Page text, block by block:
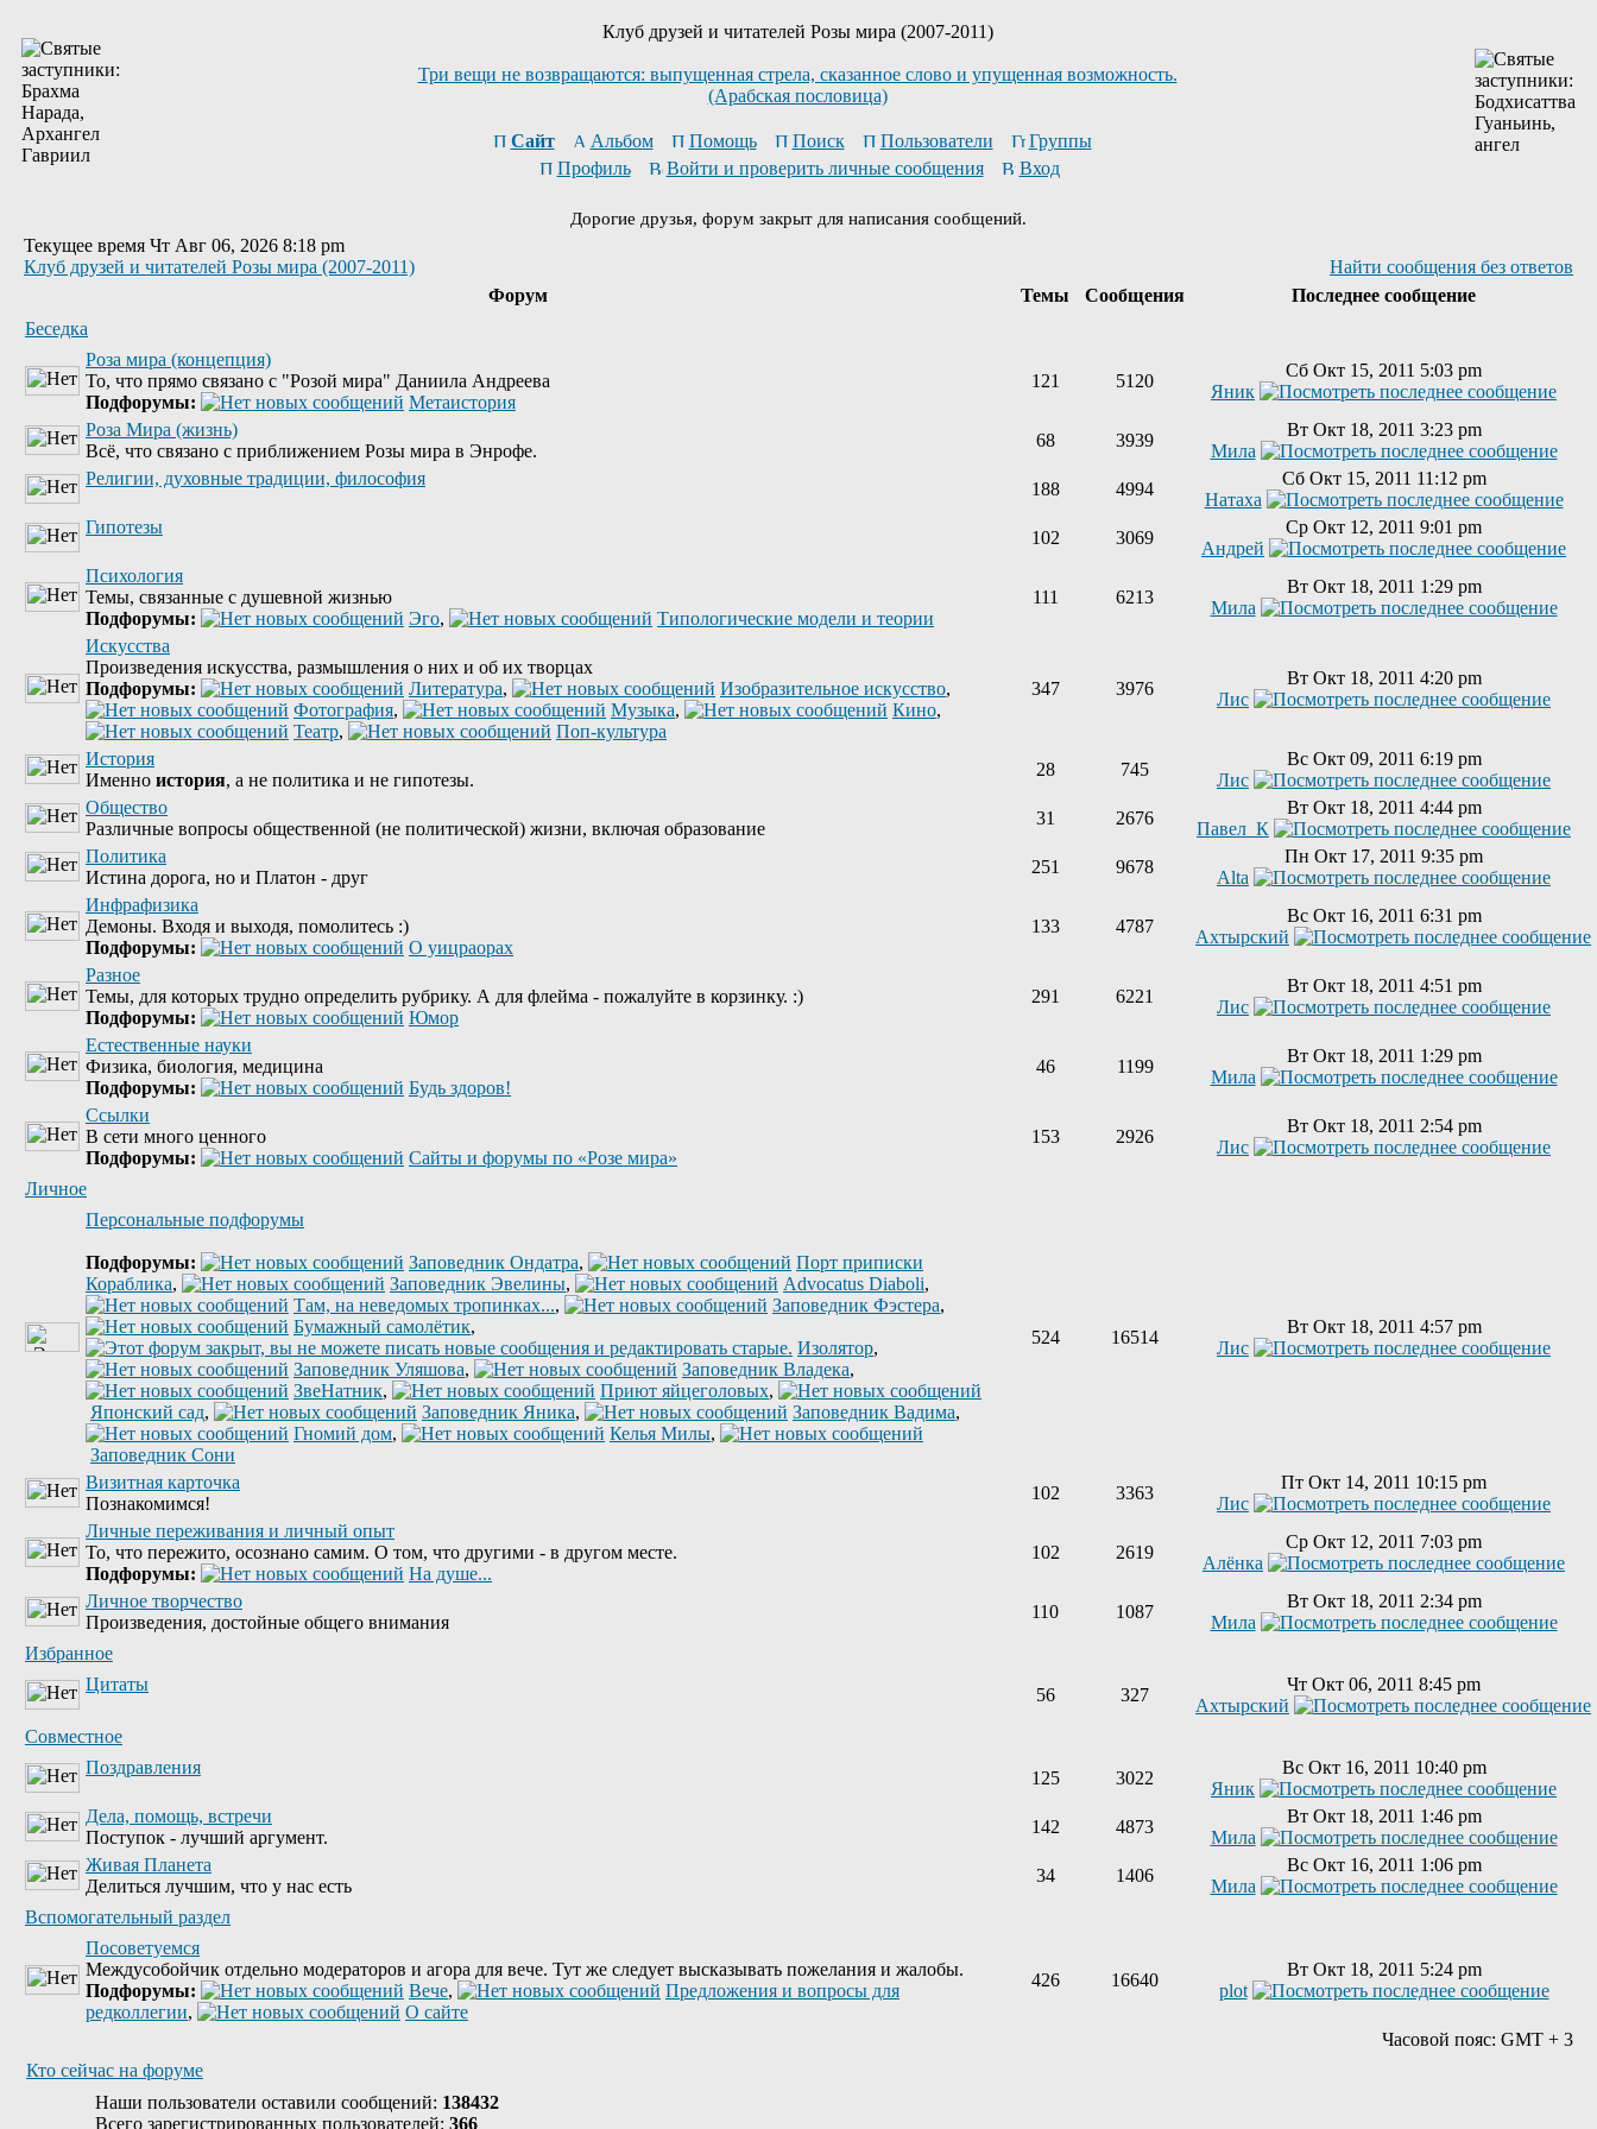
Клуб друзей и читателей Розы мира (2007-2011)
Три вещи не возвращаются: выпущенная стрела, сказанное слово и упущенная возможность.
(Арабская пословица)
Сайт Альбом Помощь Поиск Пользователи
Группы
Профиль
Войти и проверить личные сообщения Вход
Дорогие друзья, форум закрыт для написания сообщений.
Текущее время Чт Авг 06, 2026 8:18 pm
Клуб друзей и читателей Розы мира (2007-2011)
Найти сообщения без ответов
Форум
Темы Сообщения
Последнее сообщение
Беседка
Роза мира (концепция)
То, что прямо связано с "Розой мира" Даниила Андреева
Подфорумы:
Метаистория
121 5120
Сб Окт 15, 2011 5:03 pm
Яник
Роза Мира (жизнь)
Всё, что связано с приближением Розы мира в Энрофе.
68 3939
Вт Окт 18, 2011 3:23 pm
Мила
Религии, духовные традиции, философия
188 4994
Сб Окт 15, 2011 11:12 pm
Натаха
Гипотезы
102 3069
Ср Окт 12, 2011 9:01 pm
Андрей
Психология
Темы, связанные с душевной жизнью
Подфорумы:
Эго, Типологические модели и теории
111 6213
Вт Окт 18, 2011 1:29 pm
Мила
Искусства
Произведения искусства, размышления о них и об их творцах
Подфорумы:
Литература, Изобразительное искусство,
Фотография, Музыка, Кино,
Театр, Поп-культура
347 3976
Вт Окт 18, 2011 4:20 pm
Лис
История
Именно история, а не политика и не гипотезы.
28 745
Вс Окт 09, 2011 6:19 pm
Лис
Общество
Различные вопросы общественной (не политической) жизни, включая образование
31 2676
Вт Окт 18, 2011 4:44 pm
Павел_К
Политика
Истина дорога, но и Платон - друг
251 9678
Пн Окт 17, 2011 9:35 pm
Alta
Инфрафизика
Демоны. Входя и выходя, помолитесь :)
Подфорумы:
О уицраорах
133 4787
Вс Окт 16, 2011 6:31 pm
Ахтырский
Разное
Темы, для которых трудно определить рубрику. А для флейма - пожалуйте в корзинку. :)
Подфорумы:
Юмор
291 6221
Вт Окт 18, 2011 4:51 pm
Лис
Естественные науки
Физика, биология, медицина
Подфорумы:
Будь здоров!
46 1199
Вт Окт 18, 2011 1:29 pm
Мила
Ссылки
В сети много ценного
Подфорумы:
Сайты и форумы по «Розе мира»
153 2926
Вт Окт 18, 2011 2:54 pm
Лис
Личное
Персональные подфорумы
Подфорумы: Заповедник Ондатра,
Порт приписки
Кораблика, Заповедник Эвелины, Advocatus Diaboli,
Там, на неведомых тропинках..., Заповедник Фэстера,
Бумажный самолётик,
Изолятор,
Заповедник Уляшова, Заповедник Владека,
ЗвеНатник, Приют яйцеголовых,
Японский сад, Заповедник Яника, Заповедник Вадима,
Гномий дом, Келья Милы,
Заповедник Сони
524 16514
Вт Окт 18, 2011 4:57 pm
Лис
Визитная карточка
Познакомимся!
102 3363
Пт Окт 14, 2011 10:15 pm
Лис
Личные переживания и личный опыт
То, что пережито, осознано самим. О том, что другими - в другом месте.
Подфорумы:
На душе...
102 2619
Ср Окт 12, 2011 7:03 pm
Алёнка
Личное творчество
Произведения, достойные общего внимания
110 1087
Вт Окт 18, 2011 2:34 pm
Мила
Избранное
Цитаты
56 327
Чт Окт 06, 2011 8:45 pm
Ахтырский
Совместное
Поздравления
125 3022
Вс Окт 16, 2011 10:40 pm
Яник
Дела, помощь, встречи
Поступок - лучший аргумент.
142 4873
Вт Окт 18, 2011 1:46 pm
Мила
Живая Планета
Делиться лучшим, что у нас есть
34 1406
Вс Окт 16, 2011 1:06 pm
Мила
Вспомогательный раздел
Посоветуемся
Междусобойчик отдельно модераторов и агора для вече. Тут же следует высказывать пожелания и жалобы.
Подфорумы:
Вече,
Предложения и вопросы для
редколлегии, О сайте
426 16640
Вт Окт 18, 2011 5:24 pm
plot
Часовой пояс: GMT + 3
Кто сейчас на форуме
Наши пользователи оставили сообщений: 138432
Всего зарегистрированных пользователей: 366